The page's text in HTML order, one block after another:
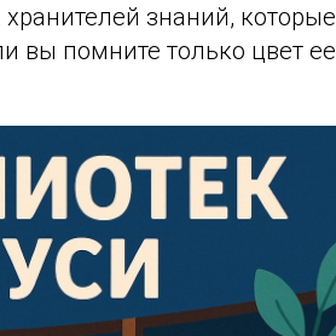
знаний, которые
вы помните только цвет ее